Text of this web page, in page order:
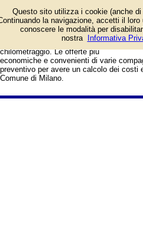
responsabilità civile, infortuni e per
medici. Semestrali, annuali, a
chilometraggio. Le offerte più
economiche e convenienti di varie
preventivo per avere un calcolo dei costi
Comune di Milano.
Questo sito utilizza i cookie (anche
la navigazione, accetti il
conoscere le modalità per
nostra
Informativa